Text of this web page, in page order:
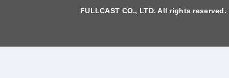
FULLCAST CO., LTD. All rights reserved.